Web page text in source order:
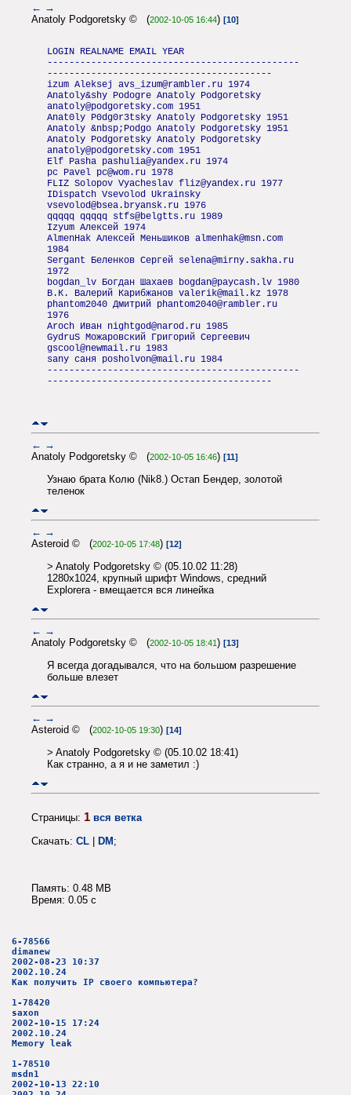
← →
Anatoly Podgoretsky © (2002-10-05 16:44) [10]
LOGIN REALNAME EMAIL YEAR
----------------------------------------------
-----------------------------------------
izum Aleksej avs_izum@rambler.ru 1974
Anatoly&shy Podogre Anatoly Podgoretsky
anatoly@podgoretsky.com 1951
Anat0ly P0dg0r3tsky Anatoly Podgoretsky 1951
Anatoly &nbsp;Podgo Anatoly Podgoretsky 1951
Anatoly Podgoretsky Anatoly Podgoretsky
anatoly@podgoretsky.com 1951
Elf Pasha pashulia@yandex.ru 1974
pc Pavel pc@wom.ru 1978
FLIZ Solopov Vyacheslav fliz@yandex.ru 1977
IDispatch Vsevolod Ukrainsky
vsevolod@bsea.bryansk.ru 1976
qqqqq qqqqq stfs@belgtts.ru 1989
Izyum Алексей 1974
AlmenHak Алексей Меньшиков almenhak@msn.com
1984
Sergant Беленков Сергей selena@mirny.sakha.ru
1972
bogdan_lv Богдан Шахаев bogdan@paycash.lv 1980
В.К. Валерий Карибжанов valerik@mail.kz 1978
phantom2040 Дмитрий phantom2040@rambler.ru
1976
Aroch Иван nightgod@narod.ru 1985
GydruS Можаровский Григорий Сергеевич
gscool@newmail.ru 1983
sany саня posholvon@mail.ru 1984
----------------------------------------------
-----------------------------------------
← →
Anatoly Podgoretsky © (2002-10-05 16:46) [11]
Узнаю брата Колю (Nik8.) Остап Бендер, золотой
теленок
← →
Asteroid © (2002-10-05 17:48) [12]
> Anatoly Podgoretsky © (05.10.02 11:28)
1280x1024, крупный шрифт Windows, средний
Explorera - вмещается вся линейка
← →
Anatoly Podgoretsky © (2002-10-05 18:41) [13]
Я всегда догадывался, что на большом разрешение
больше влезет
← →
Asteroid © (2002-10-05 19:30) [14]
> Anatoly Podgoretsky © (05.10.02 18:41)
Как странно, а я и не заметил :)
Страницы: 1 вся ветка
Скачать: CL DM ;
Память: 0.48 MB
Время: 0.05 c
6-78566
dimanew
2002-08-23 10:37
2002.10.24
Как получить IP своего компьютера?
1-78420
saxon
2002-10-15 17:24
2002.10.24
Memory leak
1-78510
msdn1
2002-10-13 22:10